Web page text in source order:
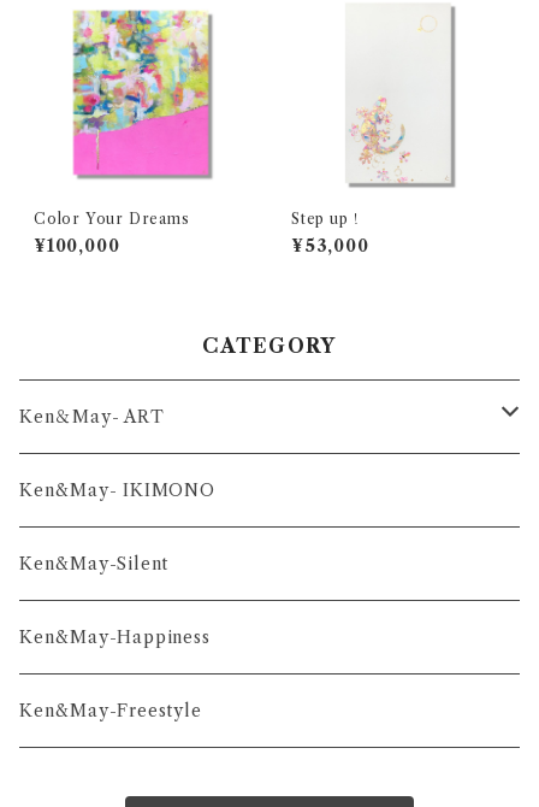
Color Your Dreams
¥100,000
Step up！
¥53,000
CATEGORY
Ken＆May- ART
舞-series
凛-series
雅-series
和-series
Ken&May- IKIMONO
Ken&May-Silent
Ken&May-Happiness
Ken&May-Freestyle